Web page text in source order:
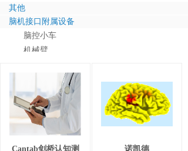
其他
脑机接口附属设备
脑控小车
机械臂
PST核磁类产品
PST模拟核磁系统
诺达思行为观察
行为观察系统
face reader
Cantab剑桥认知测
诺凯德